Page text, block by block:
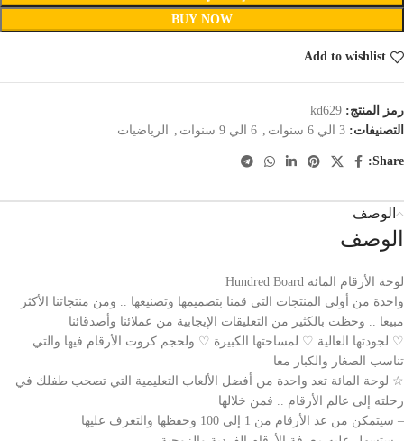
BUY NOW
Add to wishlist
رمز المنتج: kd629
التصنيفات: 3 الي 6 سنوات 6 الي 9 سنوات الرياضيات
Share:
الوصف
الوصف
لوحة الأرقام المائة Hundred Board
واحدة من أولى المنتجات التي قمنا بتصميمها وتصنيعها .. ومن منتجاتنا الأكثر
مبيعا .. وحظت بالكثير من التعليقات الإيجابية من عملائنا وأصدقائنا
♡ لجودتها العالية ♡ لمساحتها الكبيرة ♡ ولحجم كروت الأرقام فيها والتي
تناسب الصغار والكبار معا
☆ لوحة المائة تعد واحدة من أفضل الألعاب التعليمية التي تصحب طفلك في
رحلته إلى عالم الأرقام .. فمن خلالها
– سيتمكن من عد الأرقام من 1 إلى 100 وحفظها والتعرف عليها